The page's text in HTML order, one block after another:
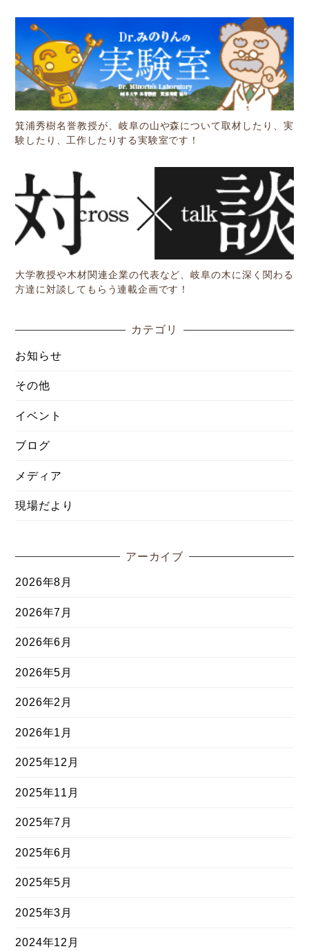
箕浦秀樹名誉教授が、岐阜の山や森について取材したり、実
験したり、工作したりする実験室です！
大学教授や木材関連企業の代表など、岐阜の木に深く関わる
方達に対談してもらう連載企画です！
カテゴリ
お知らせ
その他
イベント
ブログ
メディア
現場だより
アーカイブ
2026年8月
2026年7月
2026年6月
2026年5月
2026年2月
2026年1月
2025年12月
2025年11月
2025年7月
2025年6月
2025年5月
2025年3月
2024年12月